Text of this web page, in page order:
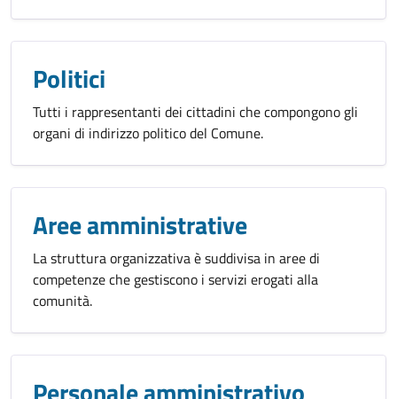
Politici
Tutti i rappresentanti dei cittadini che compongono gli
organi di indirizzo politico del Comune.
Aree amministrative
La struttura organizzativa è suddivisa in aree di
competenze che gestiscono i servizi erogati alla
comunità.